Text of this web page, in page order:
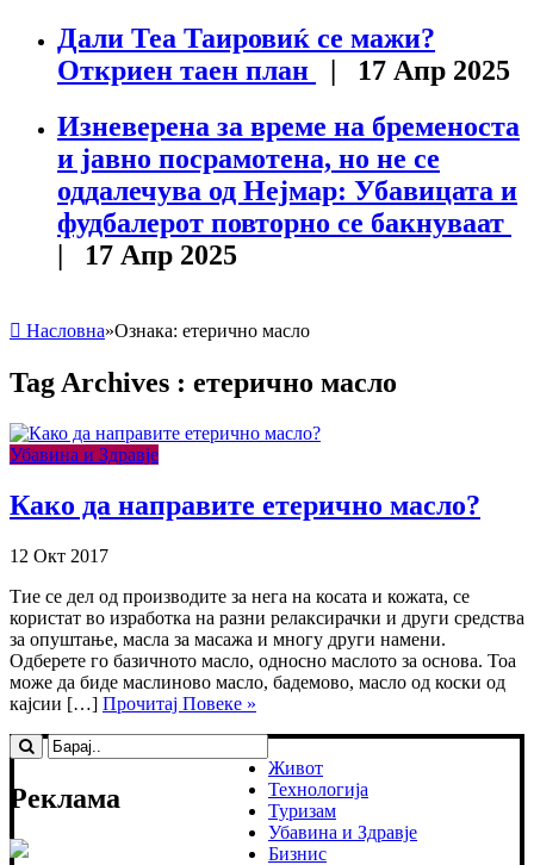
Дали Теа Таировиќ се мажи?
Откриен таен план
| 17 Апр 2025
Изневерена за време на бременоста
и јавно посрамотена, но не се
оддалечува од Нејмар: Убавицата и
фудбалерот повторно се бакнуваат
| 17 Апр 2025
Насловна»Ознака: етерично масло
Tag Archives : етерично масло
Убавина и Здравје
Како да направите етерично масло?
12 Окт 2017
Тие се дел од производите за нега на косата и кожата, се
користат во изработка на разни релаксирачки и други средства
за опуштање, масла за масажа и многу други намени.
Одберете го базичното масло, односно маслото за основа. Тоа
може да биде маслиново масло, бадемово, масло од коски од
кајсии […] Прочитај Повеке »
Реклама
Живот
Технологија
Туризам
Убавина и Здравје
Бизнис